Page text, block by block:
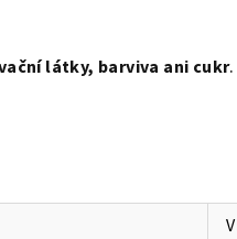
látky, barviva ani cukr.